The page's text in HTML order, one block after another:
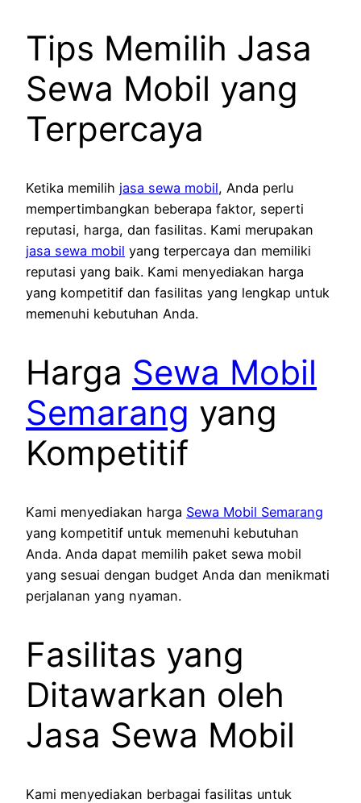
Tips Memilih Jasa
Sewa Mobil yang
Terpercaya
Ketika memilih jasa sewa mobil, Anda perlu
mempertimbangkan beberapa faktor, seperti
reputasi, harga, dan fasilitas. Kami merupakan
jasa sewa mobil yang terpercaya dan memiliki
reputasi yang baik. Kami menyediakan harga
yang kompetitif dan fasilitas yang lengkap untuk
memenuhi kebutuhan Anda.
Harga Sewa Mobil
Semarang yang
Kompetitif
Kami menyediakan harga Sewa Mobil Semarang
yang kompetitif untuk memenuhi kebutuhan
Anda. Anda dapat memilih paket sewa mobil
yang sesuai dengan budget Anda dan menikmati
perjalanan yang nyaman.
Fasilitas yang
Ditawarkan oleh
Jasa Sewa Mobil
Kami menyediakan berbagai fasilitas untuk